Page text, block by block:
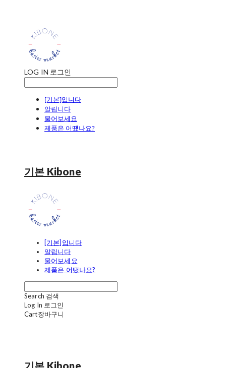
LOG IN 로그인
[기본]입니다
알립니다
물어보세요
제품은 어땠나요?
기본 Kibone
[기본]입니다
알립니다
물어보세요
제품은 어땠나요?
Search 검색
Log In 로그인
Cart장바구니
기본 Kibone